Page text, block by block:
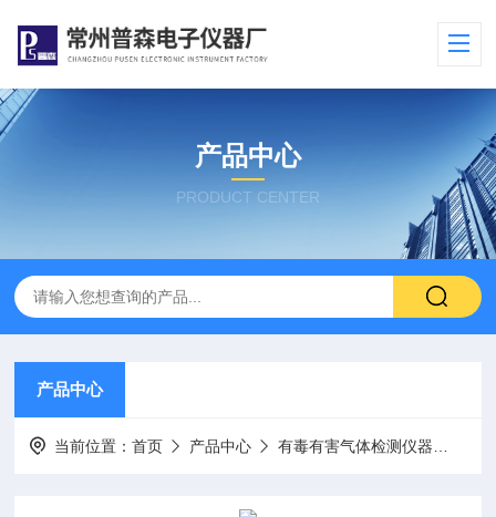
产品中心
PRODUCT CENTER
产品中心
当前位置：首页 产品中心 有毒有害气体检测仪器